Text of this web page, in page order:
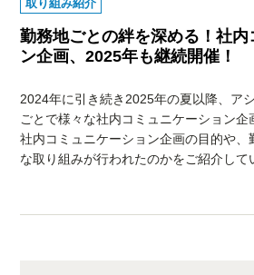
取り組み紹介
勤務地ごとの絆を深める！社内
ン企画、2025年も継続開催！
2024年に引き続き2025年の夏以降、ア
ごとで様々な社内コミュニケーション企
社内コミュニケーション企画の目的や、
な取り組みが行われたのかをご紹介して